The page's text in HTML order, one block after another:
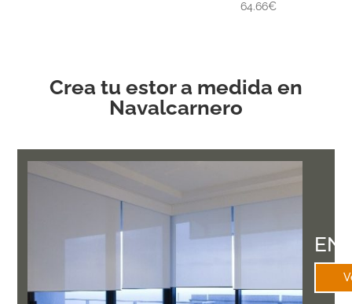
con
64.66€
Crea tu estor a medida en
Navalcarnero